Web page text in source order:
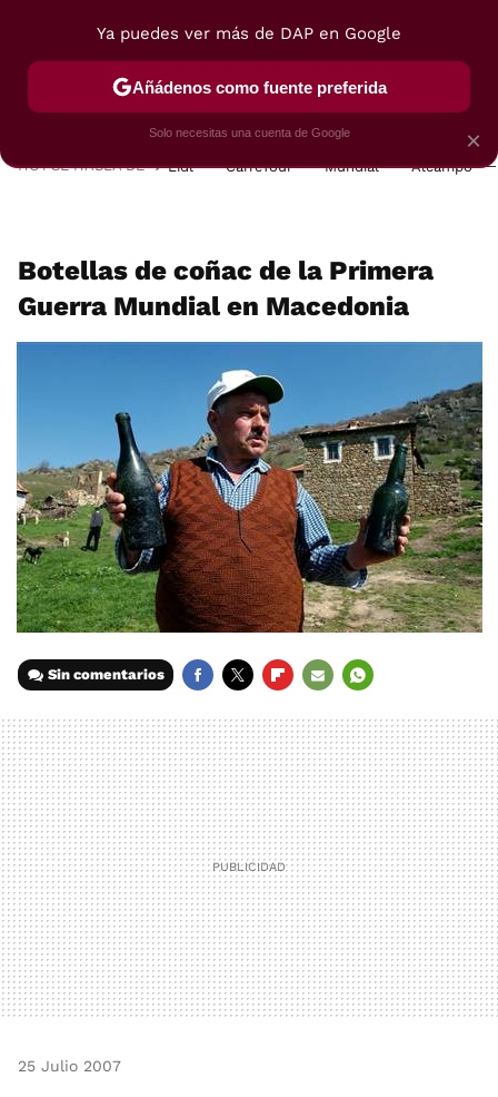
POSTRES VIAJES SELECCIÓN VEGUI
HOY SE HABLA DE Lidl Carrefour Mundial Alcampo
Botellas de coñac de la Primera
Guerra Mundial en Macedonia
Sin comentarios
MAIL
25 Julio 2007
×
Ya puedes ver más de DAP en Google
Añádenos como fuente preferida
Solo necesitas una cuenta de Google